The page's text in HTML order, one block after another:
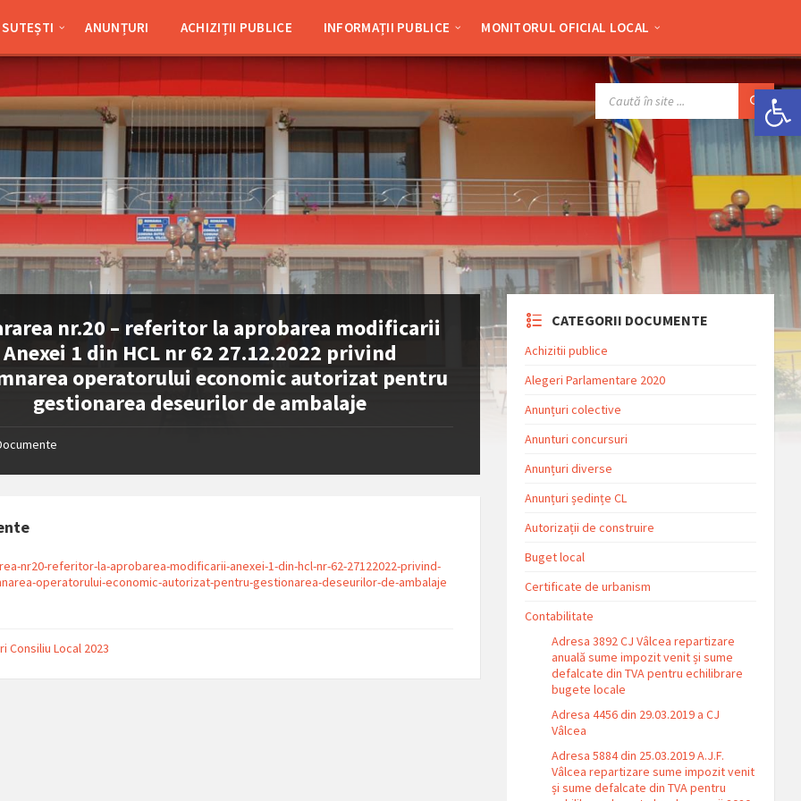
Deschide bara de unelte
ANUNȚURI ACHIZIȚII PUBLICE INFORMAȚII PUBLICE MONITORUL OFICIAL LOCAL
nr.20 – referitor la aprobarea modificarii
Anexei 1 din HCL nr 62 27.12.2022 privind
operatorului economic autorizat pentru
gestionarea deseurilor de ambalaje
nr20-referitor-la-aprobarea-modificarii-anexei-1-din-hcl-nr-62-27122022-privind-
operatorului-economic-autorizat-pentru-gestionarea-deseurilor-de-ambalaje
Consiliu Local 2023
CATEGORII DOCUMENTE
Achizitii publice
Alegeri Parlamentare 2020
Anunțuri colective
Anunturi concursuri
Anunțuri diverse
Anunțuri ședințe CL
Autorizații de construire
Buget local
Certificate de urbanism
Contabilitate
Adresa 3892 CJ Vâlcea repartizare
anuală sume impozit venit și sume
defalcate din TVA pentru echilibrare
bugete locale
Adresa 4456 din 29.03.2019 a CJ
Vâlcea
Adresa 5884 din 25.03.2019 A.J.F.
Vâlcea repartizare sume impozit venit
și sume defalcate din TVA pentru